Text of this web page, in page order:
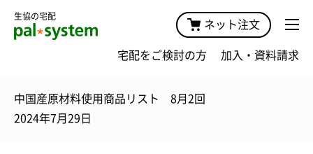
生協の宅配
ネット注文
宅配をご検討の方 加入・資料請求
中国産原材料使用商品リスト 8月2回
2024年7月29日